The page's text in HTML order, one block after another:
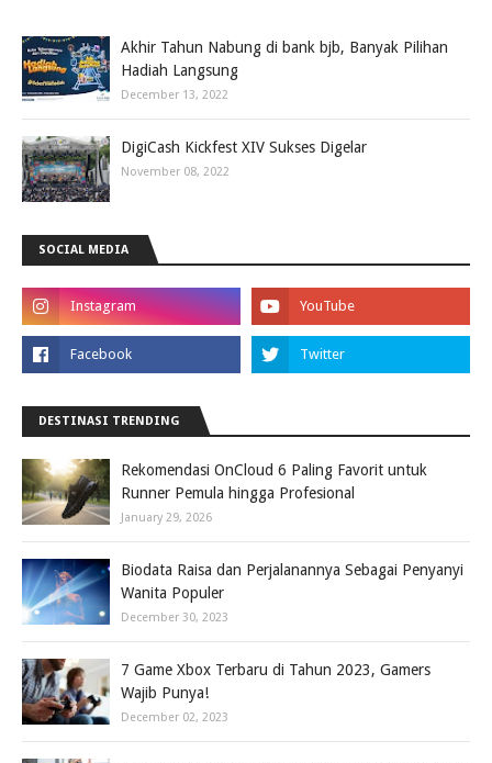
Akhir Tahun Nabung di bank bjb, Banyak Pilihan
Hadiah Langsung
December 13, 2022
DigiCash Kickfest XIV Sukses Digelar
November 08, 2022
SOCIAL MEDIA
DESTINASI TRENDING
Rekomendasi OnCloud 6 Paling Favorit untuk
Runner Pemula hingga Profesional
January 29, 2026
Biodata Raisa dan Perjalanannya Sebagai Penyanyi
Wanita Populer
December 30, 2023
7 Game Xbox Terbaru di Tahun 2023, Gamers
Wajib Punya!
December 02, 2023